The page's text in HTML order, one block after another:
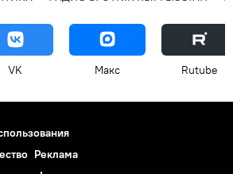
VK Макс Rutube
Реклама